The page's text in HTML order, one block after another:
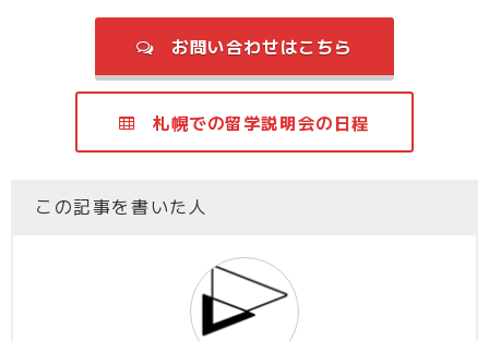
お問い合わせはこちら
札幌での留学説明会の日程
この記事を書いた人